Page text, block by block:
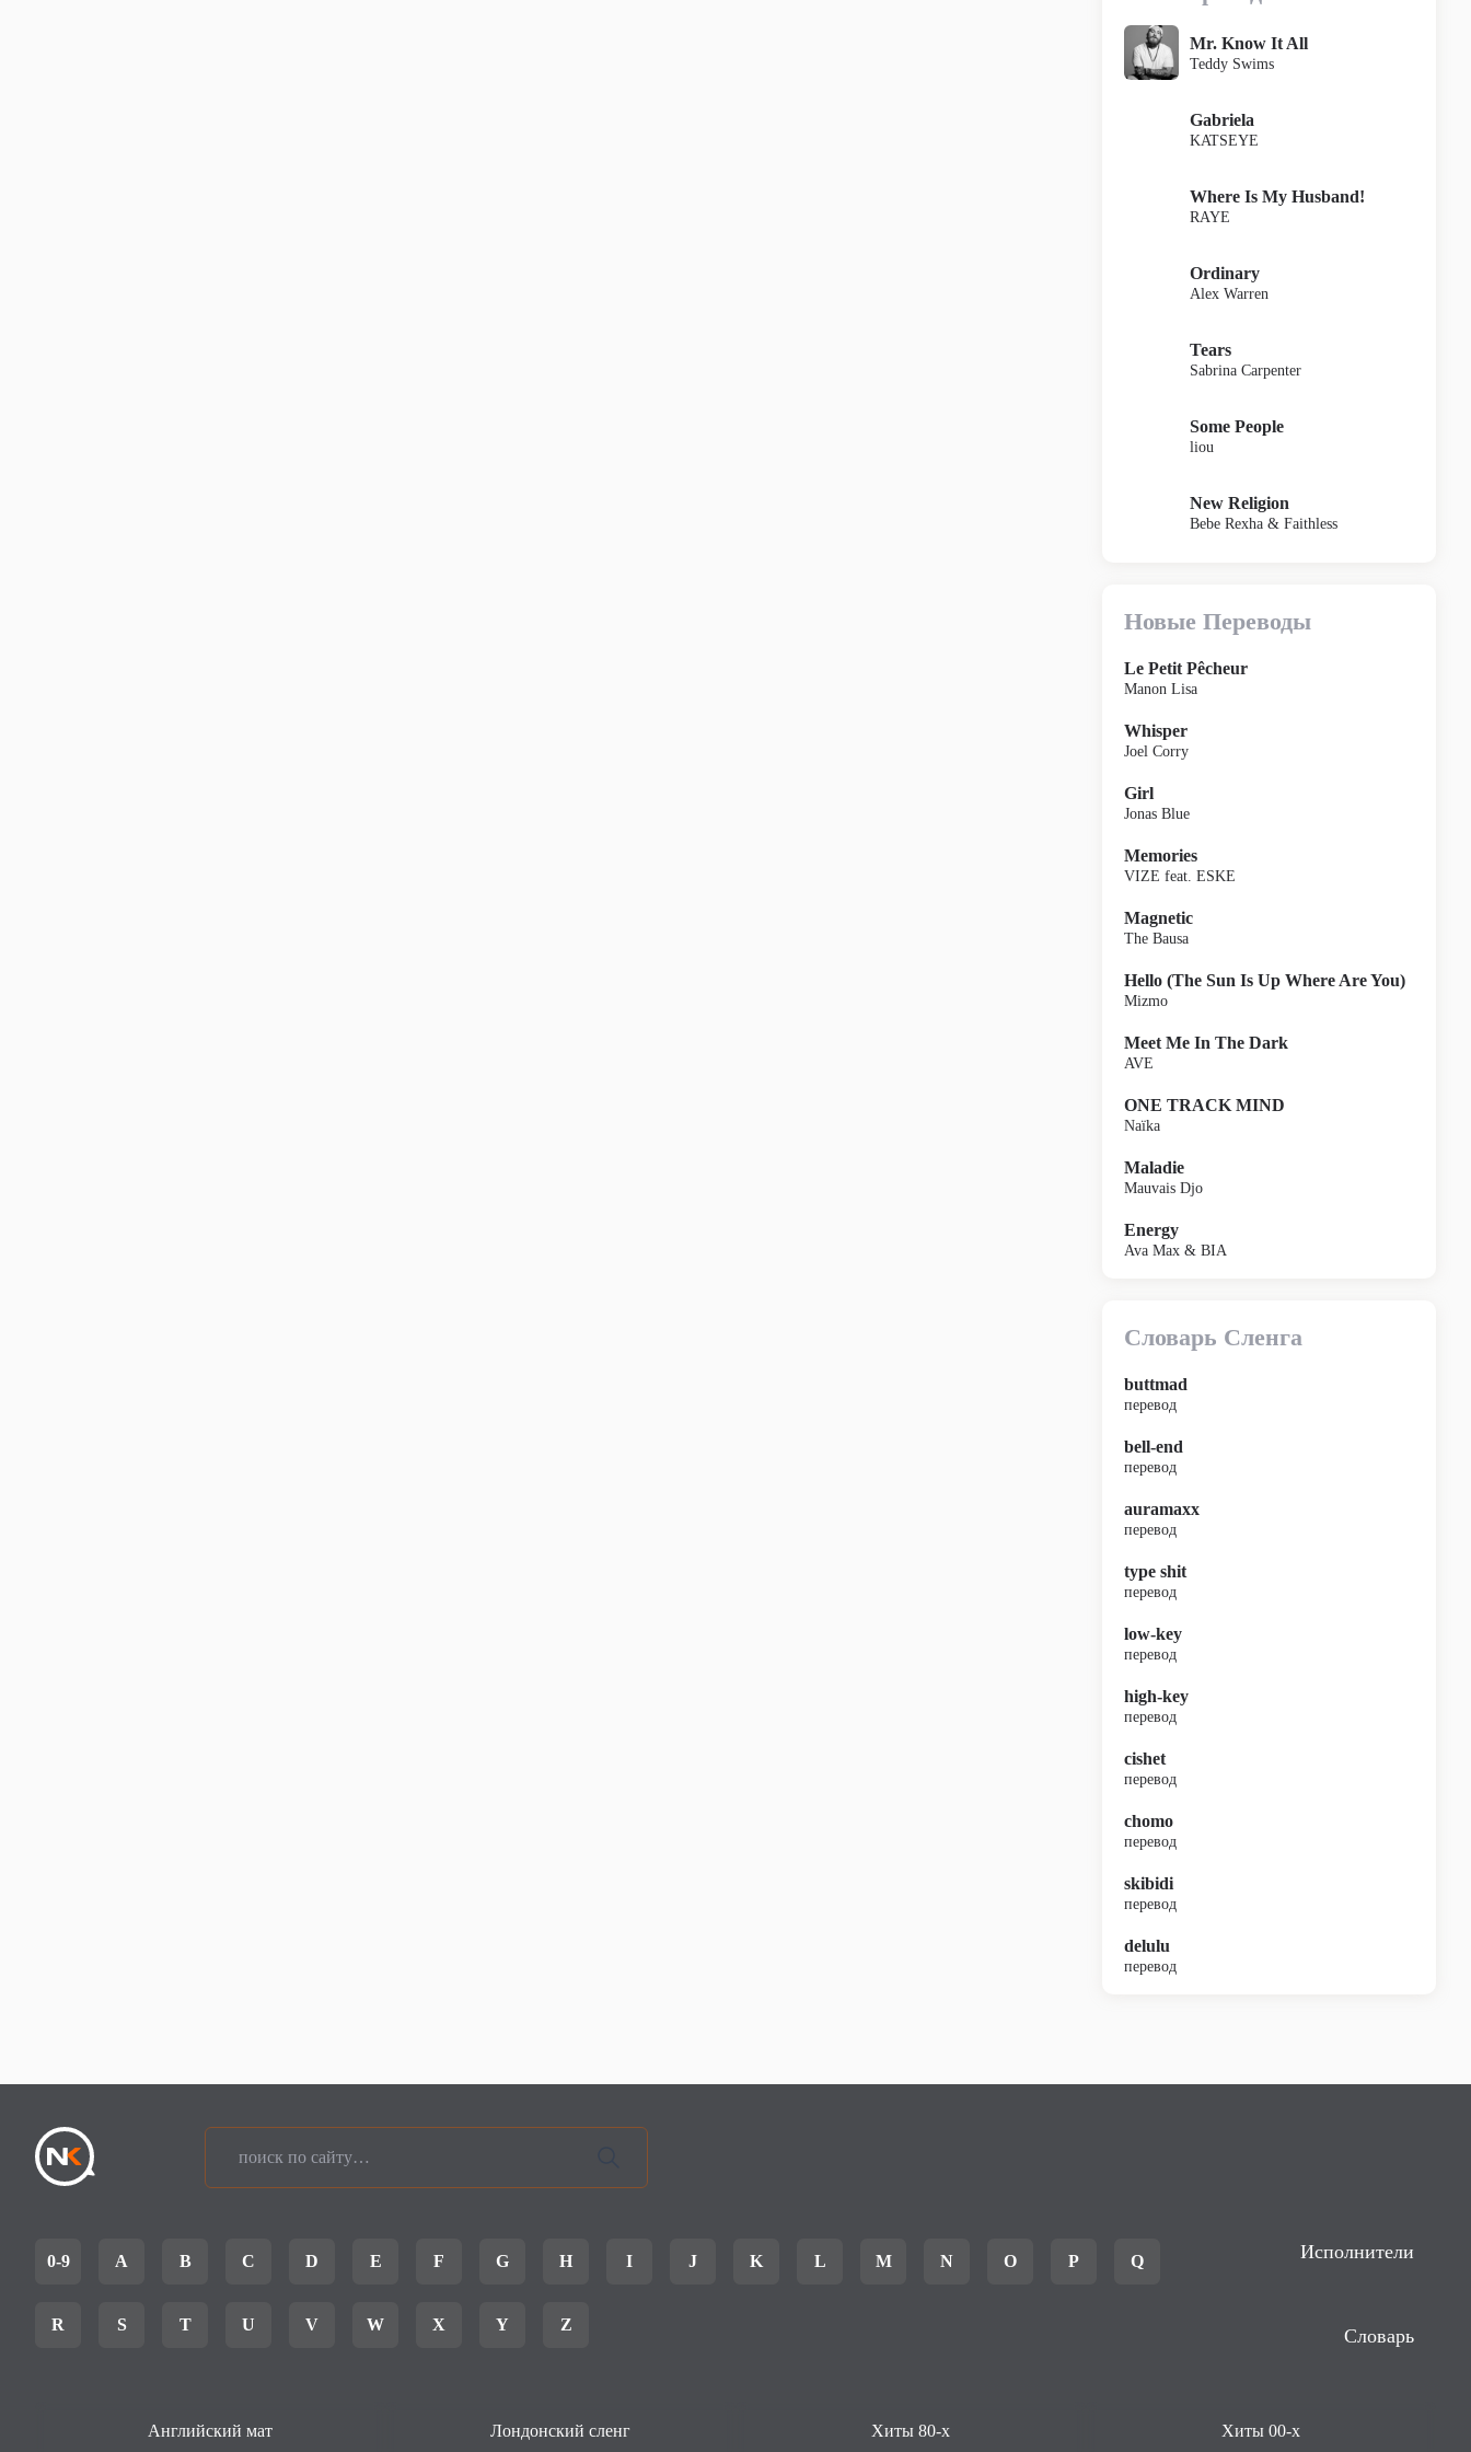
Mr. Know It All
Teddy Swims
Gabriela
KATSEYE
Where Is My Husband!
RAYE
Ordinary
Alex Warren
Tears
Sabrina Carpenter
Some People
liou
New Religion
Bebe Rexha & Faithless
Новые Переводы
Le Petit Pêcheur
Manon Lisa
Whisper
Joel Corry
Girl
Jonas Blue
Memories
VIZE feat. ESKE
Magnetic
The Bausa
Hello (The Sun Is Up Where Are You)
Mizmo
Meet Me In The Dark
AVE
ONE TRACK MIND
Naïka
Maladie
Mauvais Djo
Energy
Ava Max & BIA
Словарь Сленга
buttmad
перевод
bell-end
перевод
auramaxx
перевод
type shit
перевод
low-key
перевод
high-key
перевод
cishet
перевод
chomo
перевод
skibidi
перевод
delulu
перевод
0-9 A B C D E F G H I J K L M N O P Q
R S T U V W X Y Z
Исполнители
Словарь
Английский мат Лондонский сленг Хиты 80-х Хиты 00-х